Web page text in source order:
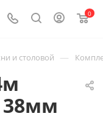
0
и столовой —
38мм